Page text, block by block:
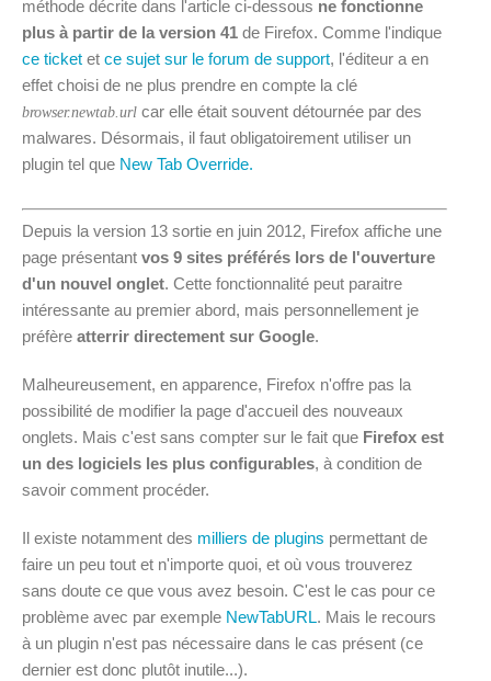
méthode décrite dans l'article ci-dessous ne fonctionne
plus à partir de la version 41 de Firefox. Comme l'indique
ce ticket et ce sujet sur le forum de support, l'éditeur a en
effet choisi de ne plus prendre en compte la clé
browser.newtab.url car elle était souvent détournée par des
malwares. Désormais, il faut obligatoirement utiliser un
plugin tel que New Tab Override.
Depuis la version 13 sortie en juin 2012, Firefox affiche une
page présentant vos 9 sites préférés lors de l'ouverture
d'un nouvel onglet. Cette fonctionnalité peut paraitre
intéressante au premier abord, mais personnellement je
préfère atterrir directement sur Google.
Malheureusement, en apparence, Firefox n'offre pas la
possibilité de modifier la page d'accueil des nouveaux
onglets. Mais c'est sans compter sur le fait que Firefox est
un des logiciels les plus configurables, à condition de
savoir comment procéder.
Il existe notamment des milliers de plugins permettant de
faire un peu tout et n'importe quoi, et où vous trouverez
sans doute ce que vous avez besoin. C'est le cas pour ce
problème avec par exemple NewTabURL. Mais le recours
à un plugin n'est pas nécessaire dans le cas présent (ce
dernier est donc plutôt inutile...).